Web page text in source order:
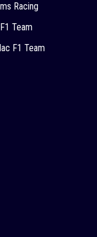
Racing
Team
F1 Team